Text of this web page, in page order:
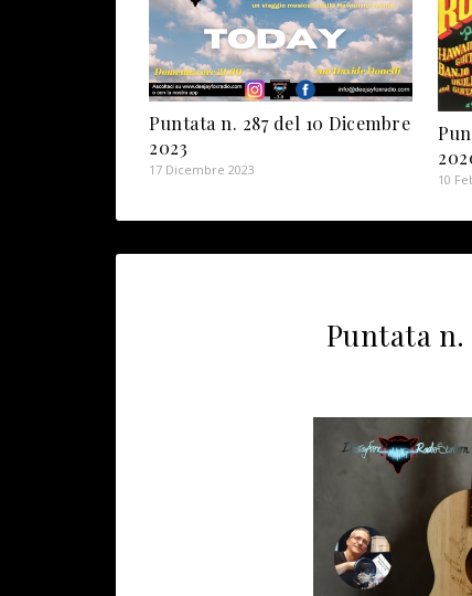
Puntata n. 287 del 10 Dicembre
2023
17 Dicembre 2023
10
Puntata n.